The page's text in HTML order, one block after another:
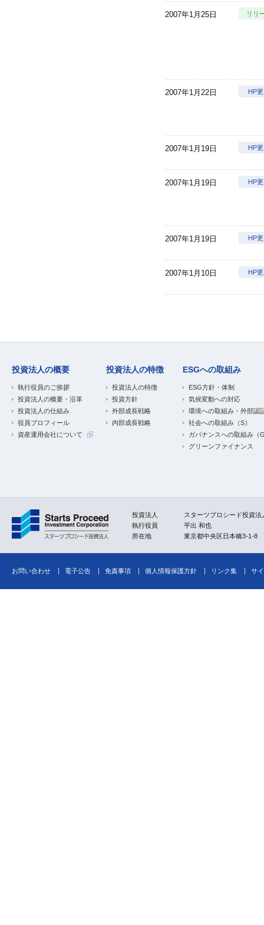
2007年1月25日 リリ
2007年1月22日 HP
2007年1月19日 HP
2007年1月19日 HP
2007年1月19日 HP
2007年1月10日 HP
投資法人の概要
執行役員のご挨拶
投資法人の概要・沿革
投資法人の仕組み
役員プロフィール
資産運用会社について
投資法人の特徴
投資法人の特徴
投資方針
外部成長戦略
内部成長戦略
ESGへの取組み
ESG方針・体制
気候変動への対応
環境への取組み・外部認
社会への取組み（S）
ガバナンスへの取組み（
グリーンファイナンス
投資法人
スターツプロシード投資法
執行役員
平出 和也
所在地
東京都中央区日本橋3-1-8
お問い合わせ 電子公告 免責事項 個人情報保護方針 リンク集 サ